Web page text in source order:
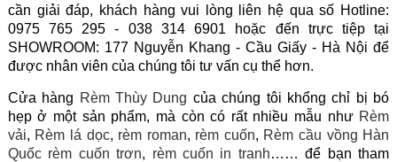
cần giải đáp, khách hàng vui lòng liên hệ qua số Hotline:
0975 765 295 - 038 314 6901 hoặc đến trực tiệp tại
SHOWROOM: 177 Nguyễn Khang - Cầu Giấy - Hà Nội để
được nhân viên của chúng tôi tư vấn cụ thể hơn.
Cửa hàng Rèm Thùy Dung của chúng tôi khổng chỉ bị bó
hẹp ở một sản phẩm, mà còn có rất nhiều mẫu như Rèm
vải, Rèm lá dọc, rèm roman, rèm cuốn, Rèm cầu vồng Hàn
Quốc rèm cuốn trơn, rèm cuốn in tranh…… để bạn tham